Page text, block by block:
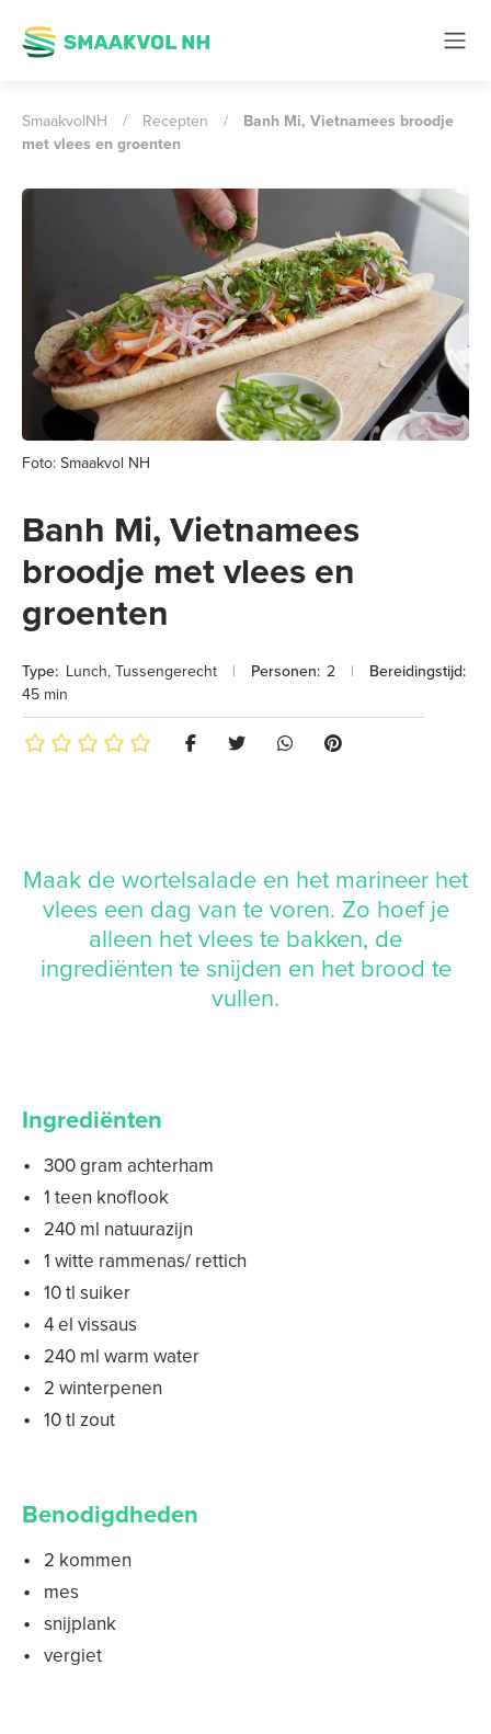
SmaakvolNH / Recepten /
Banh Mi, Vietnamees broodje
met vlees en groenten
Foto: Smaakvol NH
Banh Mi, Vietnamees
broodje met vlees en
groenten
Type: Lunch,Tussengerecht | Personen: 2 |
Bereidingstijd:
45 min
Maak de wortelsalade en het marineer het
vlees een dag van te voren. Zo hoef je
alleen het vlees te bakken, de
ingrediënten te snijden en het brood te
vullen.
Ingrediënten
300 gram achterham
1 teen knoflook
240 ml natuurazijn
1 witte rammenas/ rettich
10 tl suiker
4 el vissaus
240 ml warm water
2 winterpenen
10 tl zout
Benodigdheden
2 kommen
mes
snijplank
vergiet